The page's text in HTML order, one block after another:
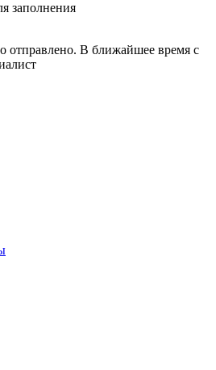
заполнения
отправлено. В ближайшее время с